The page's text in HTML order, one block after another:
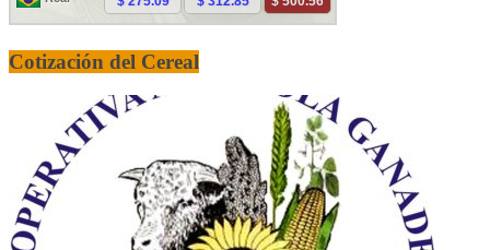
Cotización del Cereal